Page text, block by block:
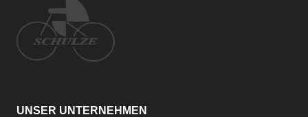
UNSER UNTERNEHMEN